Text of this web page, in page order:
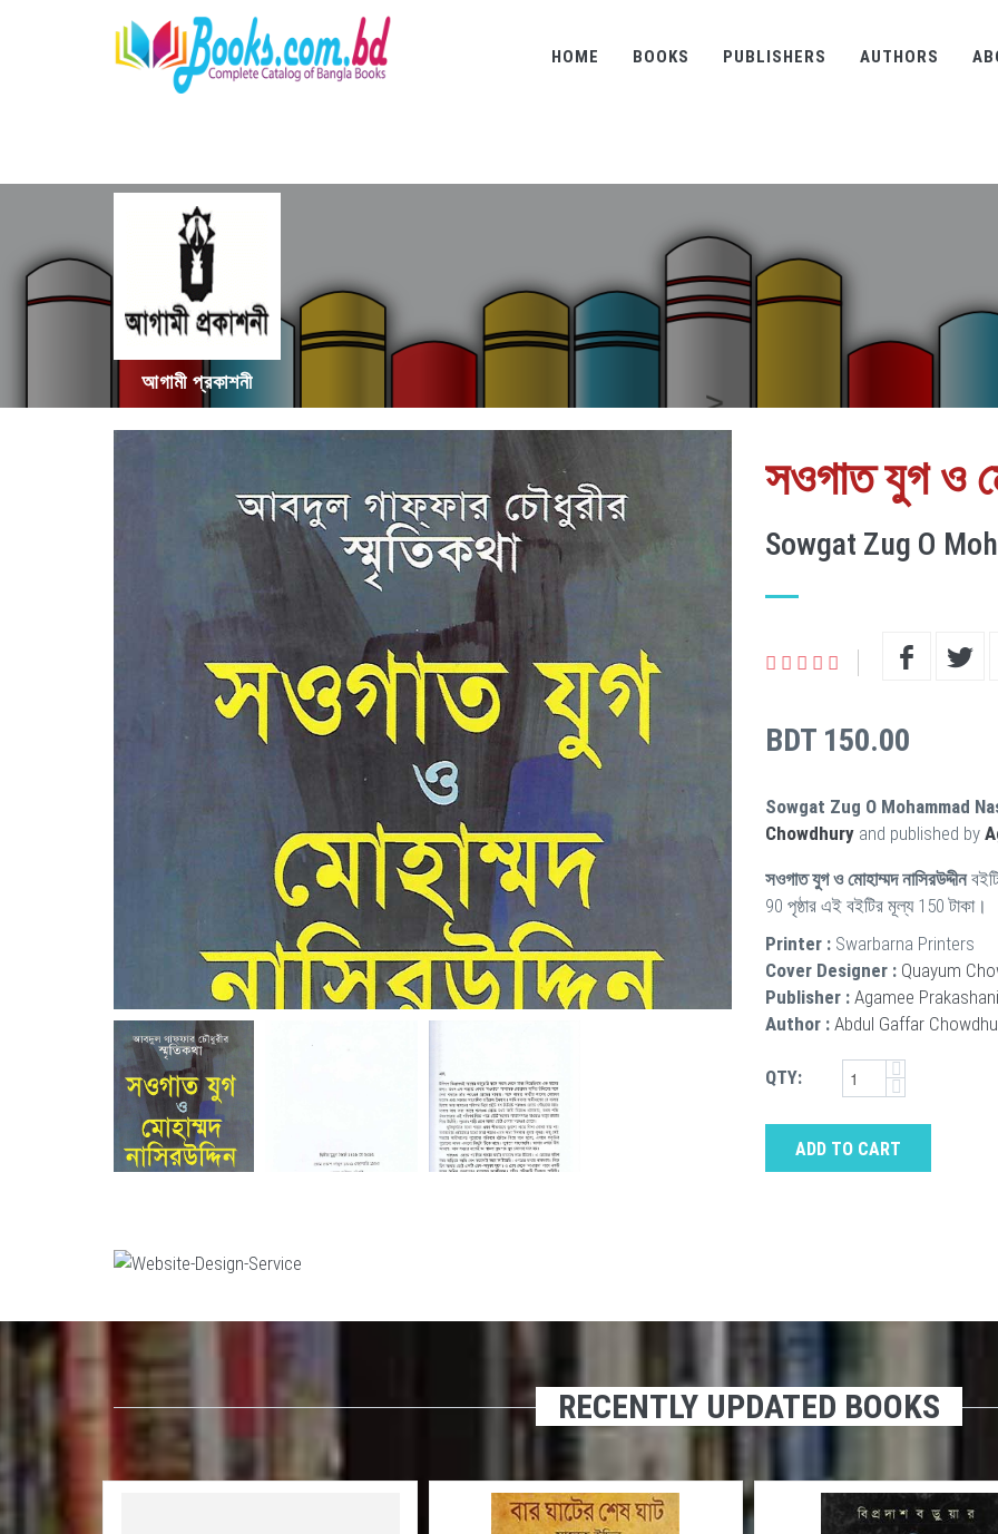
HOME BOOKS PUBLISHERS AUTHORS
আগামী প্রকাশনী
সওগাত যুগ ও
Sowgat Zug O
BDT 150.00
Sowgat Zug O Mohammad
Chowdhury and published by
সওগাত যুগ ও মোহাম্মদ নাসিরউদ্দীন
90 পৃষ্ঠার এই বইটির মূল্য 150 টাকা।
Printer : Swarbarna Printers
Cover Designer : Quayum
Publisher : Agamee Prakashani
Author : Abdul Gaffar
QTY:
ADD TO CART
RECENTLY UPDATED BOOKS